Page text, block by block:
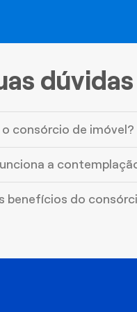
dúvidas
o consórcio de imóvel?
a
benefícios do